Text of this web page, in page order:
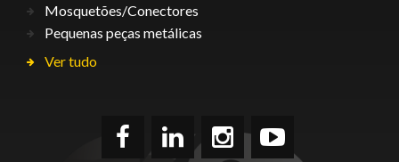
Mosquetões/Conectores
Pequenas peças metálicas
Ver tudo